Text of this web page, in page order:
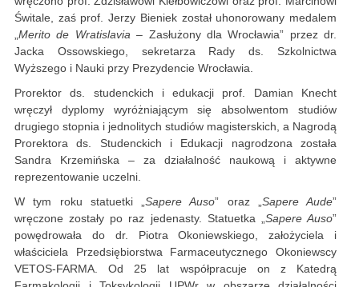
Świtale, zaś prof. Jerzy Bieniek został uhonorowany medalem
„Merito de Wratislavia– Zasłużony dla Wrocławia” przez dr.
Jacka Ossowskiego, sekretarza Rady ds. Szkolnictwa
Wyższego i Nauki przy Prezydencie Wrocławia.
Prorektor ds. studenckich i edukacji prof. Damian Knecht
wręczył dyplomy wyróżniającym się absolwentom studiów
drugiego stopnia i jednolitych studiów magisterskich, a Nagrodą
Prorektora ds. Studenckich i Edukacji nagrodzona została
Sandra Krzemińska – za działalność naukową i aktywne
reprezentowanie uczelni.
W tym roku statuetki „Sapere Auso” oraz „Sapere Aude”
wręczone zostały po raz jedenasty. Statuetka „Sapere Auso”
powędrowała do dr. Piotra Okoniewskiego, założyciela i
właściciela Przedsiębiorstwa Farmaceutycznego Okoniewscy
VETOS-FARMA. Od 25 lat współpracuje on z Katedrą